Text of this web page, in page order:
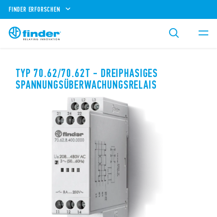
FINDER ERFORSCHEN
TYP 70.62/70.62T - DREIPHASIGES
SPANNUNGSÜBERWACHUNGSRELAIS